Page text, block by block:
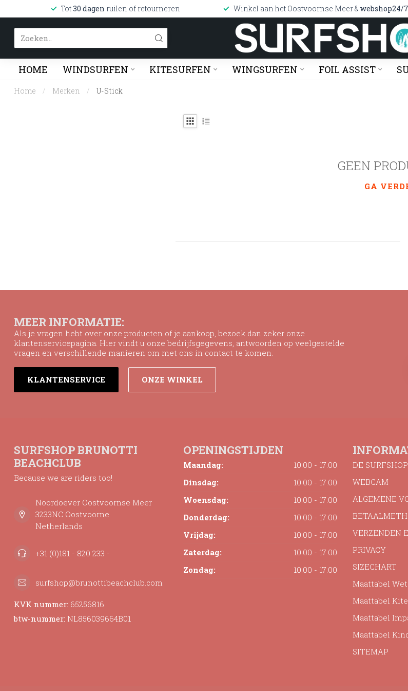
Tot30 dagen ruilen of retourneren Winkel aan het Oostvoornse Meer & webshop24/7
HOME WINDSURFEN KITESURFEN WINGSURFEN FOIL ASSIST
Home / Merken / U-Stick
GEEN
GA
MEER INFORMATIE:
Als je vragen hebt over onze producten of je aankoop, bezoek dan zeker onze
klantenservicepagina. Hier vindt u onze bedrijfsgegevens, antwoorden op veelgestelde
vragen en verschillende manieren om met ons in contact te komen.
KLANTENSERVICE ONZE WINKEL
SURFSHOP BRUNOTTI
BEACHCLUB
Because we are riders too!
Noordoever Oostvoornse Meer
3233NC Oostvoorne
Netherlands
+31 (0)181 - 820 233 -
surfshop@brunottibeachclub.com
KVK nummer: 65256816
btw-nummer: NL856039664B01
OPENINGSTIJDEN
Maandag:
10.00 - 17.00
Dinsdag:
10.00 - 17.00
Woensdag:
10.00 - 17.00
Donderdag:
10.00 - 17.00
Vrijdag:
10.00 - 17.00
Zaterdag:
10.00 - 17.00
Zondag:
10.00 - 17.00
DE
WEBCAM
ALGEMENE
VERZENDEN
PRIVACY
SIZECHART
Maattabel
Maattabel
Maattabel
Maattabel
SITEMAP